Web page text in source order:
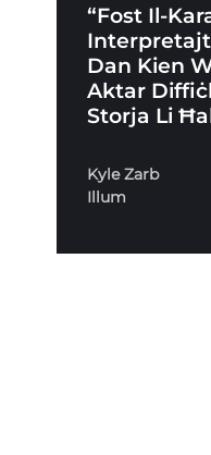
“Fost Il-
Interpretajt
Dan Kien
Aktar
Storja Li
Kyle Zarb
Illum